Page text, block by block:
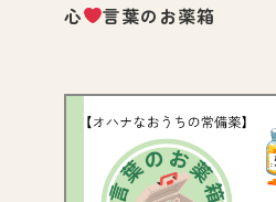
心
言葉のお薬箱